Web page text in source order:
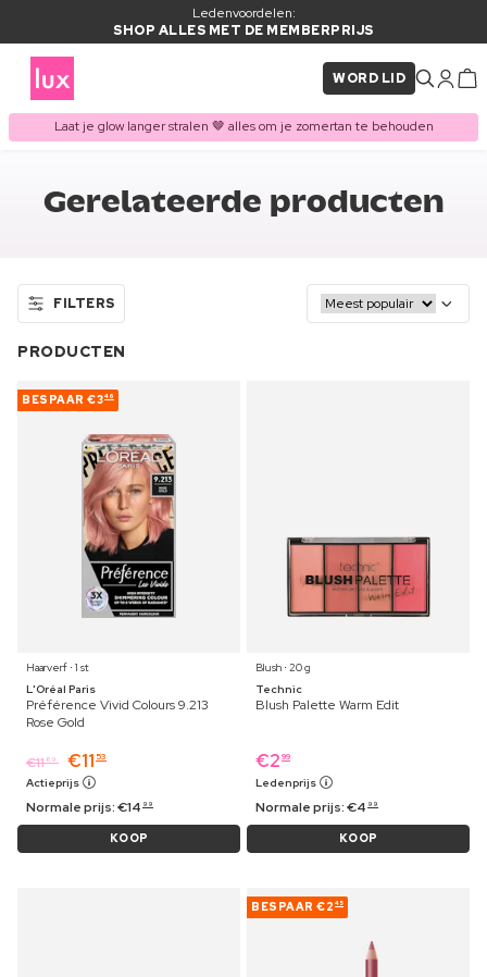
Ledenvoordelen:
SHOP ALLES MET DE MEMBERPRIJS
WORD LID
Laat je glow langer stralen 🤎 alles om je zomertan te behouden
Gerelateerde producten
FILTERS
PRODUCTEN
BESPAAR €346
Haarverf ⋅ 1 st
L'Oréal Paris
Préférence Vivid Colours 9.213
Rose Gold
€11 89 €11 53
Actieprijs
Normale prijs:€14 99
KOOP
Blush ⋅ 20 g
Technic
Blush Palette Warm Edit
€2 99
Ledenprijs
Normale prijs:€4 99
KOOP
BESPAAR €2 45